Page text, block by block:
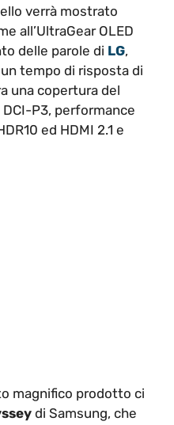
verrà mostrato
all’UltraGear OLED
delle parole di LG,
tempo di risposta di
una copertura del
P3, performance
ed HDMI 2.1 e
magnifico prodotto ci
di Samsung, che